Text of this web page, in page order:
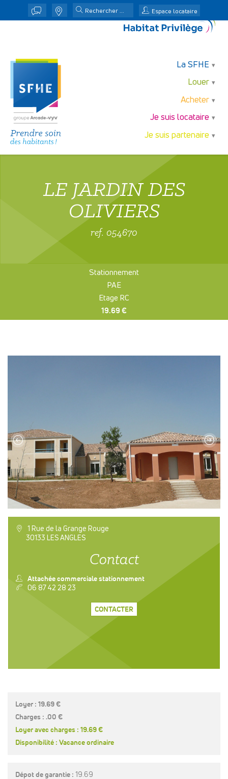
j n Espace locataire
La SFHE
Louer
Acheter
Je suis locataire
Je suis partenaire
LE JARDIN DES
OLIVIERS
ref. 054670
Stationnement
PAE
Etage RC
19.69 €
a
1 Rue de la Grange Rouge
30133 LES ANGLES
Contact
n Attachée commerciale stationnement
v 06 87 42 28 23
CONTACTER
Loyer : 19.69 €
Charges : .00 €
Loyer avec charges : 19.69 €
Disponibilité : Vacance ordinaire
Dépot de garantie : 19.69